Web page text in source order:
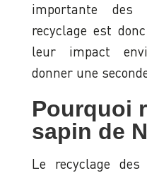
importante des
recyclage est
leur impact
donner une
Pourquoi
sapin de
Le recyclage